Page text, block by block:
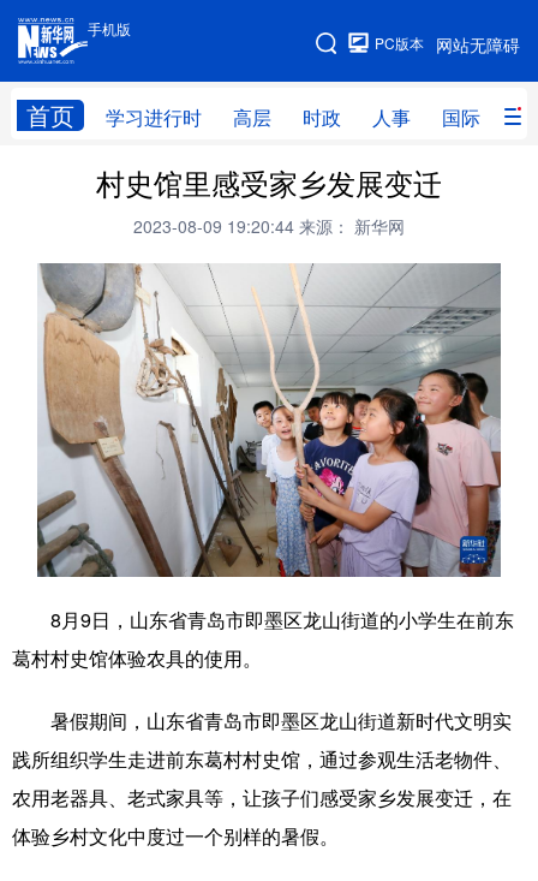
手机版
网站无障碍
PC版本
首页 学习进行时 高层 时政 人事 国际 财
手机版
网站地图
学习进行时 高层 时政
财经 网评
台湾 思客智库 全球连线 教育
科技 科创 量子 体育
文化 书画 健康 军事
访谈 视频 图片 政务
中央文件 金融 汽车
食品 人居 信息化 数字经济
学术中国 乡村振兴 银龄 溯源中国
城市 旅游 能源 会展
公益 一带一路 亚太网 上市公司
文化产业
村史馆里感受家乡发展变迁
2023-08-09 19:20:44 来源： 新华网
8月9日，山东省青岛市即墨区龙山街道的小学生在前东
葛村村史馆体验农具的使用。
暑假期间，山东省青岛市即墨区龙山街道新时代文明实
践所组织学生走进前东葛村村史馆，通过参观生活老物件、
农用老器具、老式家具等，让孩子们感受家乡发展变迁，在
体验乡村文化中度过一个别样的暑假。